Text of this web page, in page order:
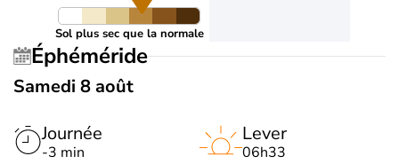
Sol plus sec que la normale
Éphéméride
Samedi 8 août
Journée
-3 min
Lever
06h33